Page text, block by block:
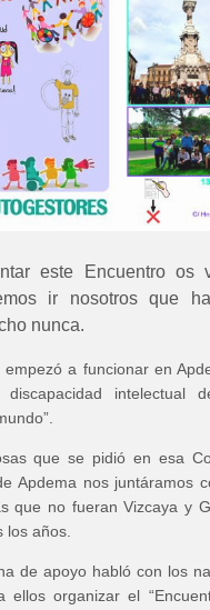
este Encuentro os
ir nosotros que
nunca.
empezó a funcionar en
discapacidad intelectual
que se pidió en esa
Apdema nos juntáramos
que no fueran Vizcaya y
los años.
de apoyo habló con los
ellos organizar el